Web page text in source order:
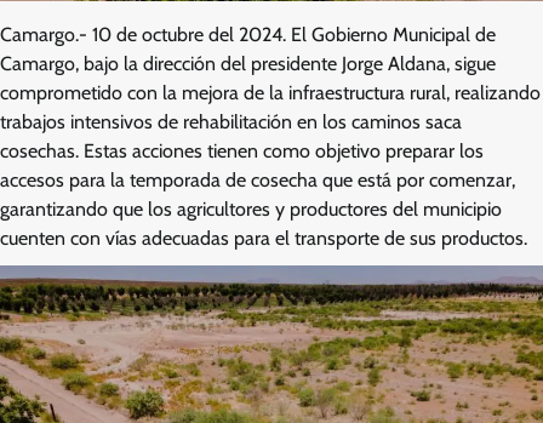
Camargo.- 10 de octubre del 2024. El Gobierno Municipal de
Camargo, bajo la dirección del presidente Jorge Aldana, sigue
comprometido con la mejora de la infraestructura rural, realizando
trabajos intensivos de rehabilitación en los caminos saca
cosechas. Estas acciones tienen como objetivo preparar los
accesos para la temporada de cosecha que está por comenzar,
garantizando que los agricultores y productores del municipio
cuenten con vías adecuadas para el transporte de sus productos.